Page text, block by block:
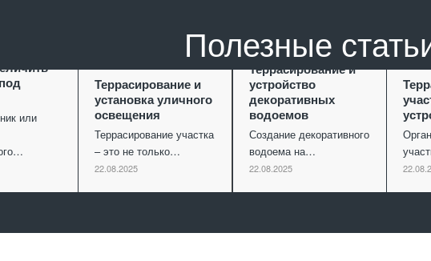
Полезные
или
Террасирование и
установка уличного
освещения
Террасирование участка
– это не только…
22.08.2025
Террасирование и
устройство
декоративных
водоемов
Создание декоративного
водоема на…
22.08.2025